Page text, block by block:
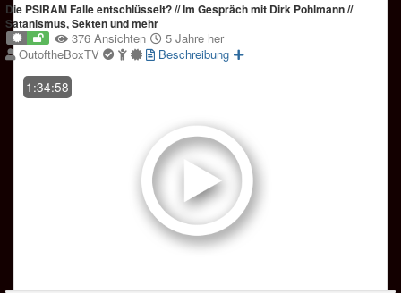
Die PSIRAM Falle entschlüsselt? // Im Gespräch mit Dirk Pohlmann //
Satanismus, Sekten und mehr
376 Ansichten
5 Jahre her
OutoftheBoxTV
Beschreibung
1:34:58